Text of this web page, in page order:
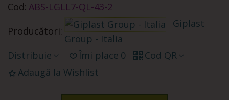
Cod: ABS-LGLL7-QL-43-2
Producători:
Giplast
Group - Italia
Distribuie
Îmi place 0
Cod QR
Adaugă la Wishlist